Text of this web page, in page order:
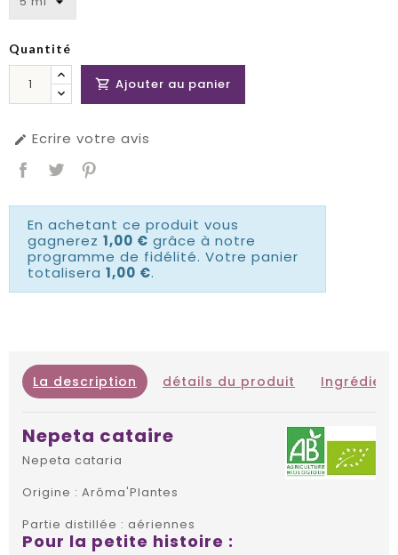
Quantité
 Ajouter au panier
 Ecrire votre avis
En achetant ce produit vous
gagnerez 1,00 € grâce à notre
programme de fidélité. Votre panier
totalisera 1,00 €.
La description détails du produit
Nepeta cataire
Nepeta cataria
Origine : Arôma'Plantes
Partie distillée : aériennes
Pour la petite histoire :